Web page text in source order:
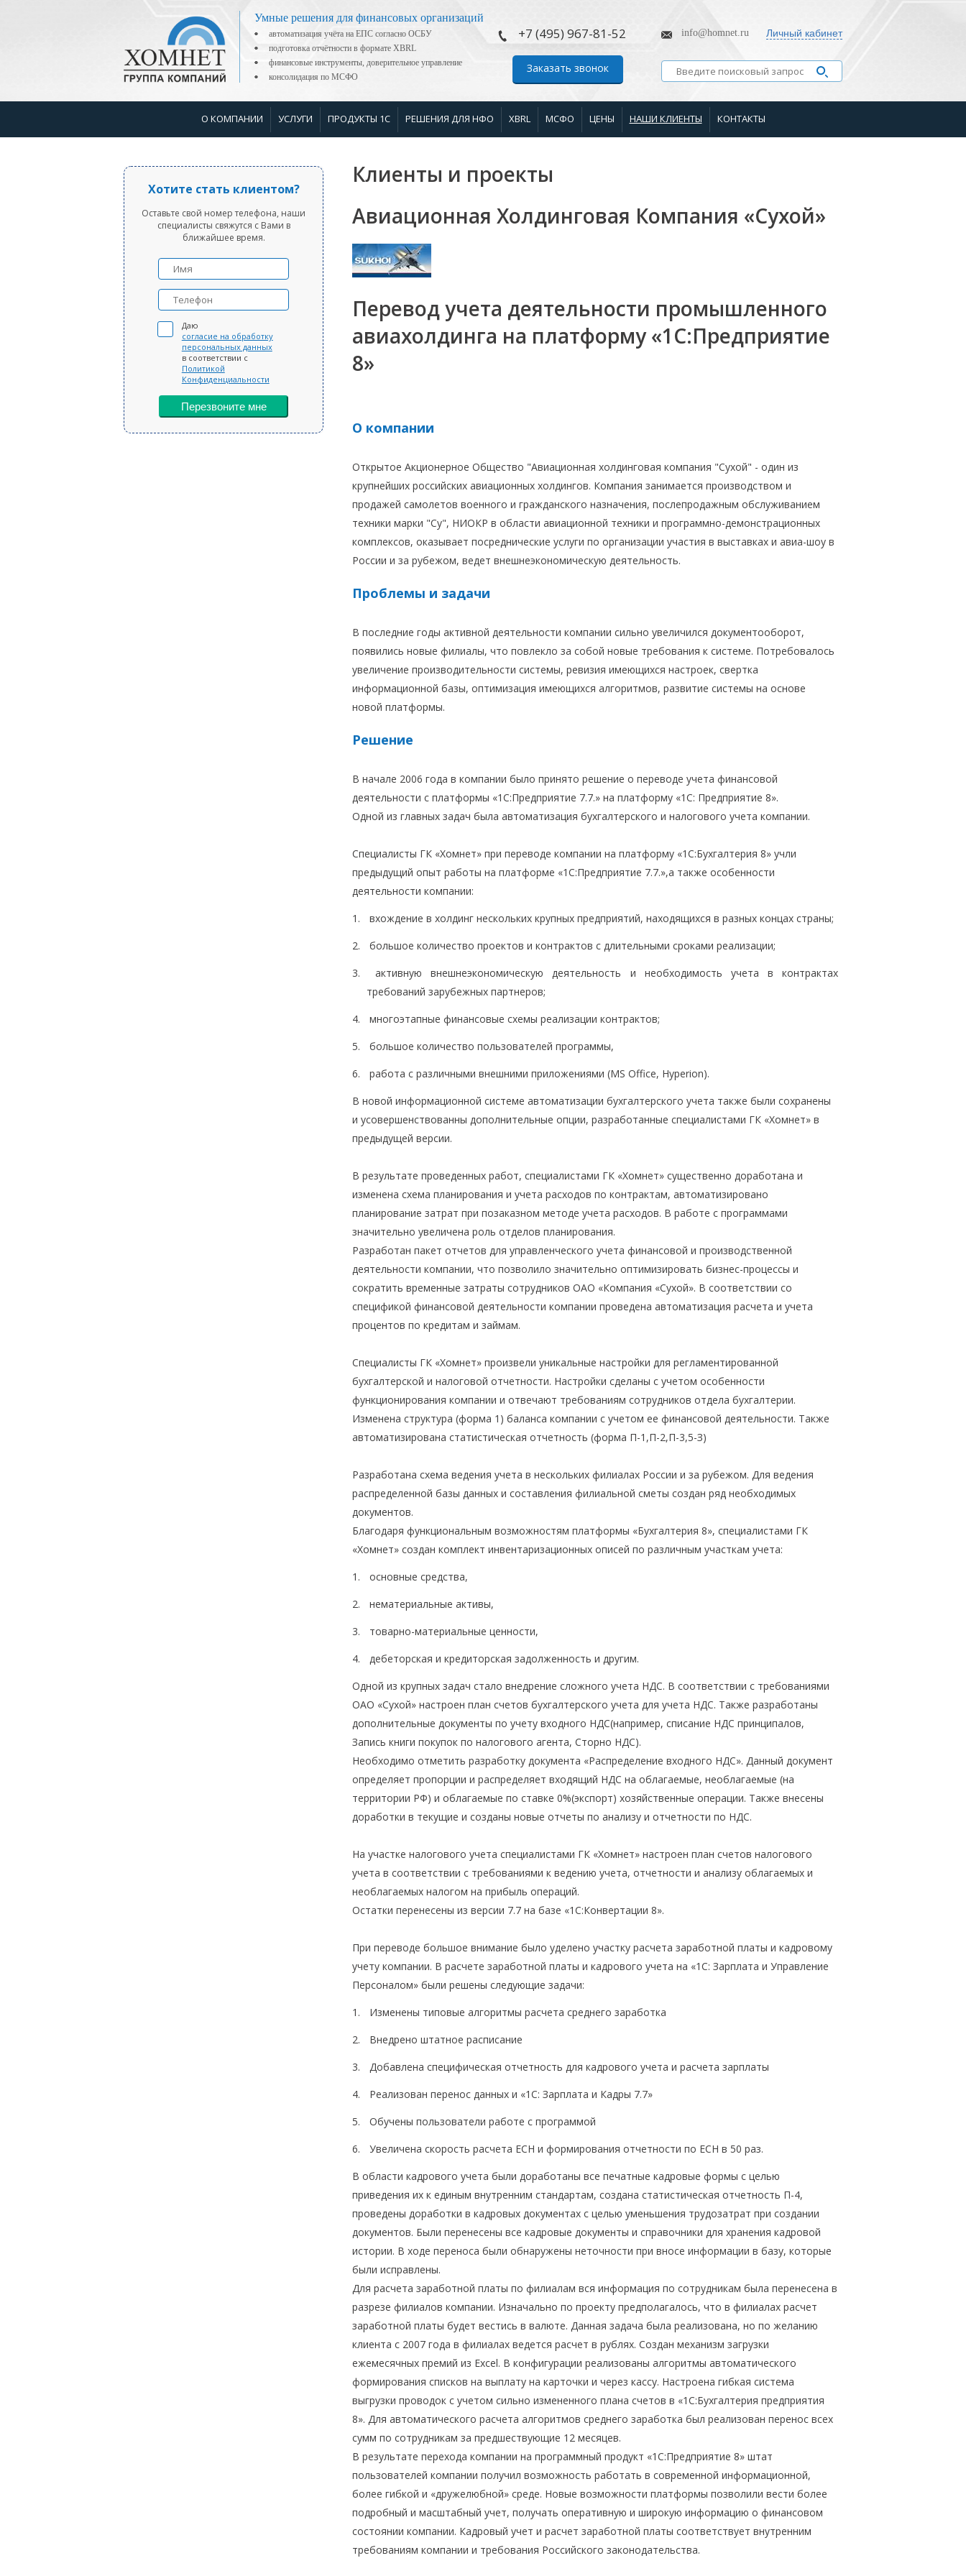
Умные решения для финансовых организаций
автоматизация учёта на ЕПС согласно ОСБУ
подготовка отчётности в формате XBRL
финансовые инструменты, доверительное управление
консолидация по МСФО
+7 (495) 967-81-52
Заказать звонок
info@homnet.ru Личный кабинет
О КОМПАНИИ УСЛУГИ ПРОДУКТЫ 1С РЕШЕНИЯ ДЛЯ НФО XBRL МСФО ЦЕНЫ НАШИ КЛИЕНТЫ КОНТАКТЫ
Хотите стать клиентом?
Оставьте свой номер телефона, наши
специалисты свяжутся с Вами в
ближайшее время.
Даю
согласие на обработку
персональных данных
в соответствии с
Политикой
Конфиденциальности
Перезвоните мне
Клиенты и проекты
Авиационная Холдинговая Компания «Сухой»
Перевод учета деятельности промышленного
авиахолдинга на платформу «1С:Предприятие
8»
О компании
Открытое Акционерное Общество "Авиационная холдинговая компания "Сухой" - один из
крупнейших российских авиационных холдингов. Компания занимается производством и
продажей самолетов военного и гражданского назначения, послепродажным обслуживанием
техники марки "Су", НИОКР в области авиационной техники и программно-демонстрационных
комплексов, оказывает посреднические услуги по организации участия в выставках и авиа-шоу в
России и за рубежом, ведет внешнеэкономическую деятельность.
Проблемы и задачи
В последние годы активной деятельности компании сильно увеличился документооборот,
появились новые филиалы, что повлекло за собой новые требования к системе. Потребовалось
увеличение производительности системы, ревизия имеющихся настроек, свертка
информационной базы, оптимизация имеющихся алгоритмов, развитие системы на основе
новой платформы.
Решение
В начале 2006 года в компании было принято решение о переводе учета финансовой
деятельности с платформы «1С:Предприятие 7.7.» на платформу «1С: Предприятие 8».
Одной из главных задач была автоматизация бухгалтерского и налогового учета компании.
Специалисты ГК «Хомнет» при переводе компании на платформу «1С:Бухгалтерия 8» учли
предыдущий опыт работы на платформе «1С:Предприятие 7.7.»,а также особенности
деятельности компании:
вхождение в холдинг нескольких крупных предприятий, находящихся в разных концах страны;
большое количество проектов и контрактов с длительными сроками реализации;
активную внешнеэкономическую деятельность и необходимость учета в контрактах
требований зарубежных партнеров;
многоэтапные финансовые схемы реализации контрактов;
большое количество пользователей программы,
работа с различными внешними приложениями (MS Office, Hyperion).
В новой информационной системе автоматизации бухгалтерского учета также были сохранены
и усовершенствованны дополнительные опции, разработанные специалистами ГК «Хомнет» в
предыдущей версии.
В результате проведенных работ, специалистами ГК «Хомнет» существенно доработана и
изменена схема планирования и учета расходов по контрактам, автоматизировано
планирование затрат при позаказном методе учета расходов. В работе с программами
значительно увеличена роль отделов планирования.
Разработан пакет отчетов для управленческого учета финансовой и производственной
деятельности компании, что позволило значительно оптимизировать бизнес-процессы и
сократить временные затраты сотрудников ОАО «Компания «Сухой». В соответствии со
спецификой финансовой деятельности компании проведена автоматизация расчета и учета
процентов по кредитам и займам.
Специалисты ГК «Хомнет» произвели уникальные настройки для регламентированной
бухгалтерской и налоговой отчетности. Настройки сделаны с учетом особенности
функционирования компании и отвечают требованиям сотрудников отдела бухгалтерии.
Изменена структура (форма 1) баланса компании с учетом ее финансовой деятельности. Также
автоматизирована статистическая отчетность (форма П-1,П-2,П-3,5-З)
Разработана схема ведения учета в нескольких филиалах России и за рубежом. Для ведения
распределенной базы данных и составления филиальной сметы создан ряд необходимых
документов.
Благодаря функциональным возможностям платформы «Бухгалтерия 8», специалистами ГК
«Хомнет» создан комплект инвентаризационных описей по различным участкам учета:
основные средства,
нематериальные активы,
товарно-материальные ценности,
дебеторская и кредиторская задолженность и другим.
Одной из крупных задач стало внедрение сложного учета НДС. В соответствии с требованиями
ОАО «Сухой» настроен план счетов бухгалтерского учета для учета НДС. Также разработаны
дополнительные документы по учету входного НДС(например, списание НДС принципалов,
Запись книги покупок по налогового агента, Сторно НДС).
Необходимо отметить разработку документа «Распределение входного НДС». Данный документ
определяет пропорции и распределяет входящий НДС на облагаемые, необлагаемые (на
территории РФ) и облагаемые по ставке 0%(экспорт) хозяйственные операции. Также внесены
доработки в текущие и созданы новые отчеты по анализу и отчетности по НДС.
На участке налогового учета специалистами ГК «Хомнет» настроен план счетов налогового
учета в соответствии с требованиями к ведению учета, отчетности и анализу облагаемых и
необлагаемых налогом на прибыль операций.
Остатки перенесены из версии 7.7 на базе «1С:Конвертации 8».
При переводе большое внимание было уделено участку расчета заработной платы и кадровому
учету компании. В расчете заработной платы и кадрового учета на «1С: Зарплата и Управление
Персоналом» были решены следующие задачи:
Изменены типовые алгоритмы расчета среднего заработка
Внедрено штатное расписание
Добавлена специфическая отчетность для кадрового учета и расчета зарплаты
Реализован перенос данных и «1С: Зарплата и Кадры 7.7»
Обучены пользователи работе с программой
Увеличена скорость расчета ЕСН и формирования отчетности по ЕСН в 50 раз.
В области кадрового учета были доработаны все печатные кадровые формы с целью
приведения их к единым внутренним стандартам, создана статистическая отчетность П-4,
проведены доработки в кадровых документах с целью уменьшения трудозатрат при создании
документов. Были перенесены все кадровые документы и справочники для хранения кадровой
истории. В ходе переноса были обнаружены неточности при вносе информации в базу, которые
были исправлены.
Для расчета заработной платы по филиалам вся информация по сотрудникам была перенесена в
разрезе филиалов компании. Изначально по проекту предполагалось, что в филиалах расчет
заработной платы будет вестись в валюте. Данная задача была реализована, но по желанию
клиента с 2007 года в филиалах ведется расчет в рублях. Создан механизм загрузки
ежемесячных премий из Excel. В конфигурации реализованы алгоритмы автоматического
формирования списков на выплату на карточки и через кассу. Настроена гибкая система
выгрузки проводок с учетом сильно измененного плана счетов в «1С:Бухгалтерия предприятия
8». Для автоматического расчета алгоритмов среднего заработка был реализован перенос всех
сумм по сотрудникам за предшествующие 12 месяцев.
В результате перехода компании на программный продукт «1С:Предприятие 8» штат
пользователей компании получил возможность работать в современной информационной,
более гибкой и «дружелюбной» среде. Новые возможности платформы позволили вести более
подробный и масштабный учет, получать оперативную и широкую информацию о финансовом
состоянии компании. Кадровый учет и расчет заработной платы соответствует внутренним
требованиям компании и требования Российского законодательства.